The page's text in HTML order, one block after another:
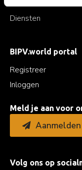
E-installatie
Diensten
BIPV.world portal
Registreer
Inloggen
Meld je aan voor
Aanmelden
Volg ons op